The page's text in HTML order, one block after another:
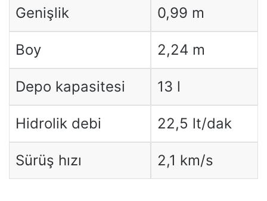
Genişlik 0,99 m
Boy 2,24 m
Depo kapasitesi 13 l
Hidrolik debi 22,5 lt/dak
Sürüş hızı 2,1 km/s